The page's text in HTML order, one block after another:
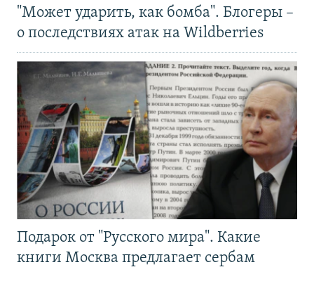
"Может ударить, как бомба". Блогеры –
о последствиях атак на Wildberries
Подарок от "Русского мира". Какие
книги Москва предлагает сербам